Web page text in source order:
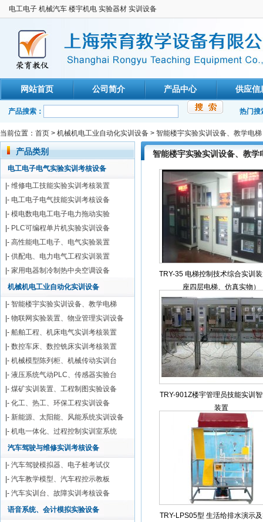
电工电子 机械汽车 楼宇机电 实验器材 实训设备
网站首页 公司简介 产品中心 供应信
产品搜索： 热门搜
当前位置： 首页 > 机械机电工业自动化实训设备 > 智能楼宇实验实训设备、教学电梯
智能楼宇实验实训设备、教学
TRY-35 电梯控制技术综合实训
座四层电梯、仿真实物）
TRY-901Z楼宇管理员技能实训
装置
TRY-LPS05型 生活给排水演示
产品类别
电工电子电气实验实训考核设备
|- 维修电工技能实验实训考核装置
|- 电工电子电气技能实训考核设备
|- 模电数电电工电子电力拖动实验
|- PLC可编程单片机实验实训设备
|- 高性能电工电子、电气实验装置
|- 供配电、电力电气工程实训装置
|- 家用电器制冷制热中央空调设备
机械机电工业自动化实训设备
|- 智能楼宇实验实训设备、教学电梯
|- 物联网实验装置、物业管理实训设备
|- 船舶工程、机床电气实训考核装置
|- 数控车床、数控铣床实训考核装置
|- 机械模型陈列柜、机械传动实训台
|- 液压系统气动PLC、传感器实验台
|- 煤矿实训装置、工程制图实验设备
|- 化工、热工、环保工程实训设备
|- 新能源、太阳能、风能系统实训设备
|- 机电一体化、过程控制实训室系统
汽车驾驶与维修实训考核设备
|- 汽车驾驶模拟器、电子桩考试仪
|- 汽车教学模型、汽车程控示教板
|- 汽车实训台、故障实训考核设备
语音系统、会计模拟实验设备